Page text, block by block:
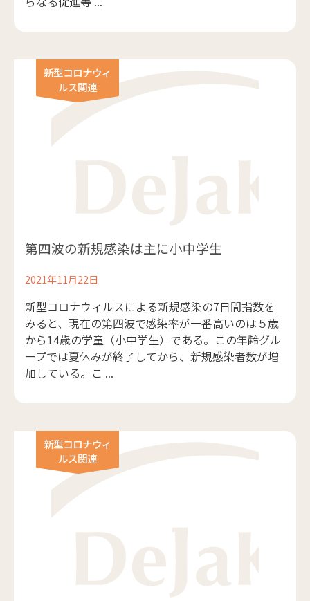
新型コロナウィ
ルス関連
第四波の新規感染は主に小中学生
2021年11月22日
新型コロナウィルスによる新規感染の7日間指数を
みると、現在の第四波で感染率が一番高いのは５歳
から14歳の学童（小中学生）である。この年齢グル
ープでは夏休みが終了してから、新規感染者数が増
加している。こ ...
新型コロナウィ
ルス関連